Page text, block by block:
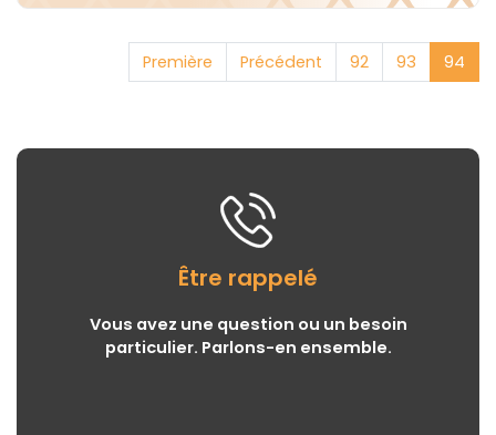
Première Précédent 92 93 94
Être rappelé
Vous avez une question ou un besoin
particulier. Parlons-en ensemble.